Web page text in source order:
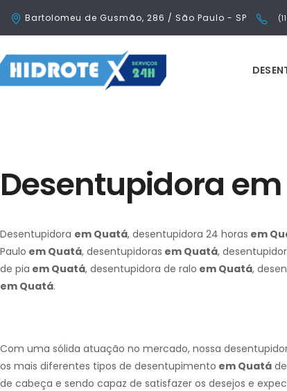
Bartolomeu de Gusmão, 286 / São Paulo - SP
Desentupidora
Desentupidora em Quatá, desentupidora 24 horas em
Paulo em Quatá, desentupidoras em Quatá,
de pia em Quatá, desentupidora de ralo em Quatá,
em Quatá.
Com uma sólida atuação no mercado, nossa
os mais diferentes tipos de desentupimento em Quatá
de cabeça e sendo capaz de satisfazer os desejos e